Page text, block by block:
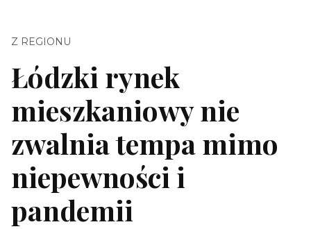
Z REGIONU
Łódzki rynek
mieszkaniowy nie
zwalnia tempa mimo
niepewności i
pandemii